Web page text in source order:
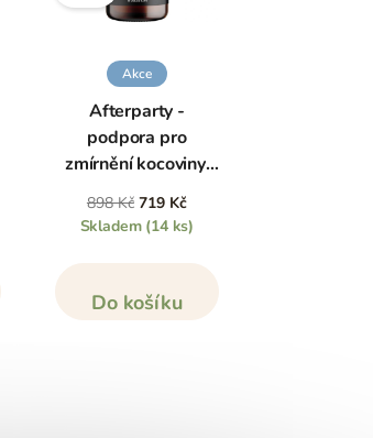
Akce
Afterparty -
podpora pro
zmírnění kocoviny,
80 kapslí
898 Kč 719 Kč
Skladem (14 ks)
Do košíku